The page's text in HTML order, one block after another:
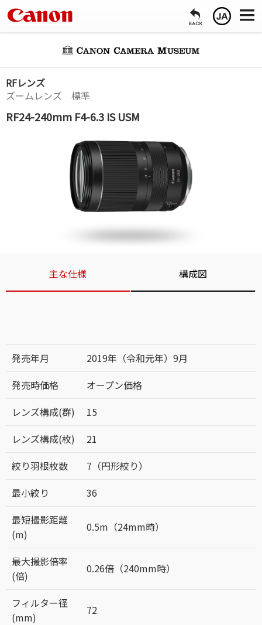
RFレンズ
ズームレンズ 標準
RF24-240mm F4-6.3 IS USM
主な仕様 構成図
発売年月
2019年（令和元年）9月
発売時価格
オープン価格
レンズ構成(群)
15
レンズ構成(枚)
21
絞り羽根枚数
7（円形絞り）
最小絞り
36
最短撮影距離
(m)
0.5m（24mm時）
最大撮影倍率
(倍)
0.26倍（240mm時）
フィルター径
(mm)
72